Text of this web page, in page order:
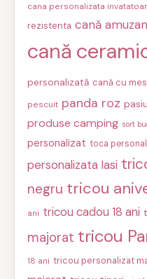
cana personalizata
rezistenta cană
cană
personalizată cană cu
pescuit panda roz
produse camping sort
personalizat toca
personalizata Iasi
negru tricou
ani tricou cadou 18 ani
majorat tricou
18 ani tricou personalizat